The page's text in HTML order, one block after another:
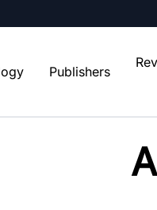
Publishers